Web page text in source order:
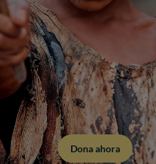
Dona ahora